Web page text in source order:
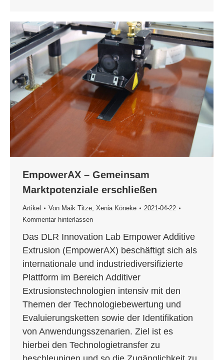
EmpowerAX – Gemeinsam
Marktpotenziale erschließen
Artikel Von Maik Titze, Xenia Köneke
2021-04-22
Kommentar hinterlassen
Das DLR Innovation Lab Empower Additive
Extrusion (EmpowerAX) beschäftigt sich als
internationale und industriediversifizierte
Plattform im Bereich Additiver
Extrusionstechnologien intensiv mit den
Themen der Technologiebewertung und
Evaluierungsketten sowie der Identifikation
von Anwendungsszenarien. Ziel ist es
hierbei den Technologietransfer zu